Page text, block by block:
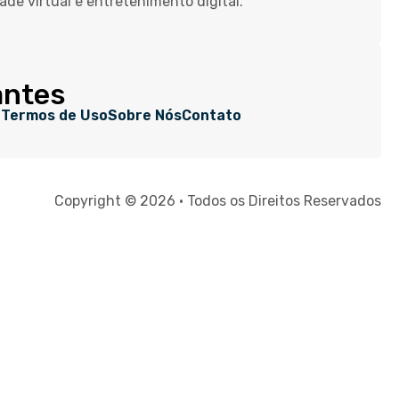
Termos de UsoSobre NósContato
Copyright © 2026 • Todos os Direitos Reservados